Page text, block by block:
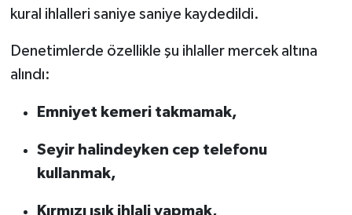
kural ihlalleri saniye saniye kaydedildi.
Denetimlerde özellikle şu ihlaller mercek altına
alındı:
Emniyet kemeri takmamak,
Seyir halindeyken cep telefonu
kullanmak,
Kırmızı ışık ihlali yapmak,